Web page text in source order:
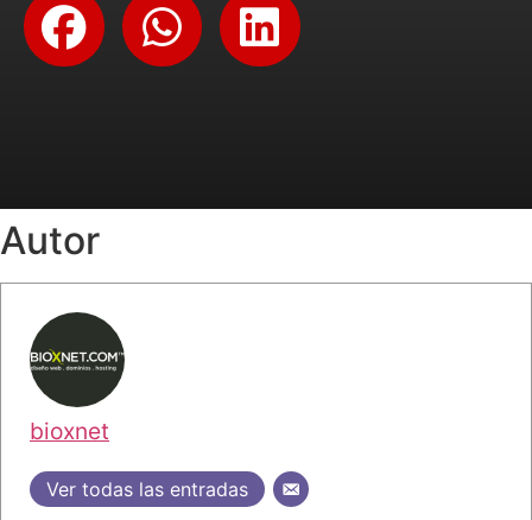
Autor
bioxnet
Ver todas las entradas